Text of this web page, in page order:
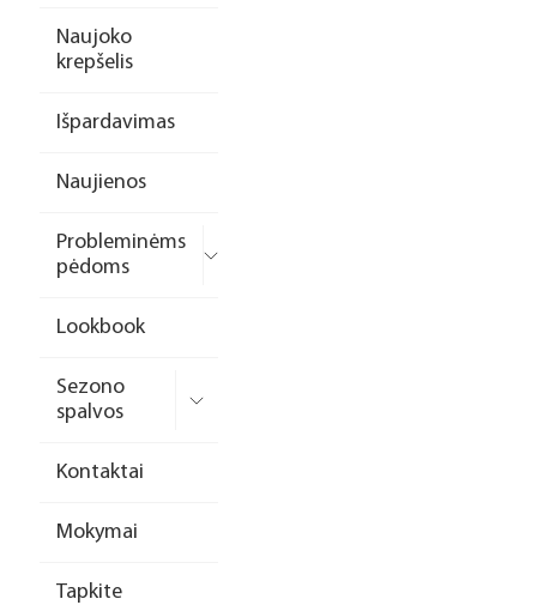
Naujoko
krepšelis
Išpardavimas
Naujienos
Probleminėms
pėdoms
Lookbook
Sezono
spalvos
Kontaktai
Mokymai
Tapkite